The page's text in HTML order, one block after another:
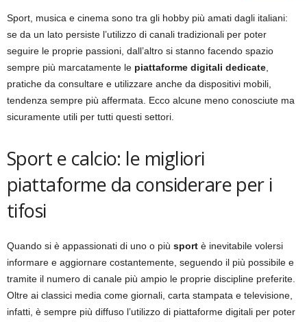
Sport, musica e cinema sono tra gli hobby più amati dagli italiani:
se da un lato persiste l’utilizzo di canali tradizionali per poter
seguire le proprie passioni, dall’altro si stanno facendo spazio
sempre più marcatamente le piattaforme digitali dedicate,
pratiche da consultare e utilizzare anche da dispositivi mobili,
tendenza sempre più affermata. Ecco alcune meno conosciute ma
sicuramente utili per tutti questi settori.
Sport e calcio: le migliori
piattaforme da considerare per i
tifosi
Quando si è appassionati di uno o più sport è inevitabile volersi
informare e aggiornare costantemente, seguendo il più possibile e
tramite il numero di canale più ampio le proprie discipline preferite.
Oltre ai classici media come giornali, carta stampata e televisione,
infatti, è sempre più diffuso l’utilizzo di piattaforme digitali per poter